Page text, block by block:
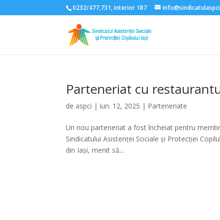
0232/477,731, interior 187
Parteneriat cu
de aspci |iun. 12, 2025 | Parteneriate
Un nou parteneriat a fost încheiat pentru
Sindicatului Asistenței Sociale și Protecției
din Iași, menit să...